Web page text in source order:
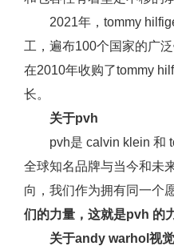
2021年，tommy
工，遍布100个国家的广
在2010年收购了tommy
长。
关于pvh
pvh是 calvin klein 和
全球知名品牌与当今和未
向，我们作为拥有同一个
们的力量，这就是pvh 的
关于andy warhol视